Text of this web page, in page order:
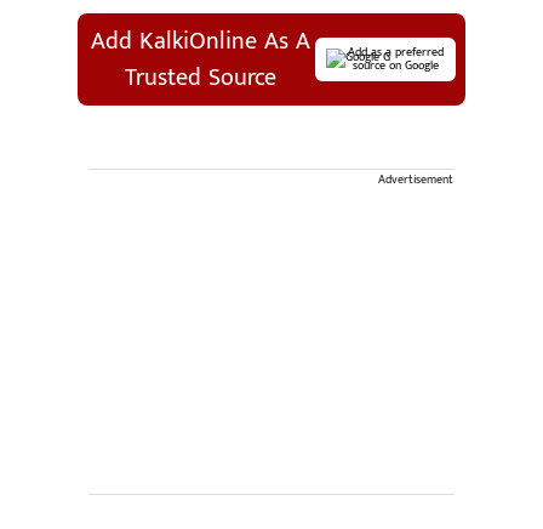
Add KalkiOnline As A
Trusted Source
Add as a preferred
source on Google
Advertisement